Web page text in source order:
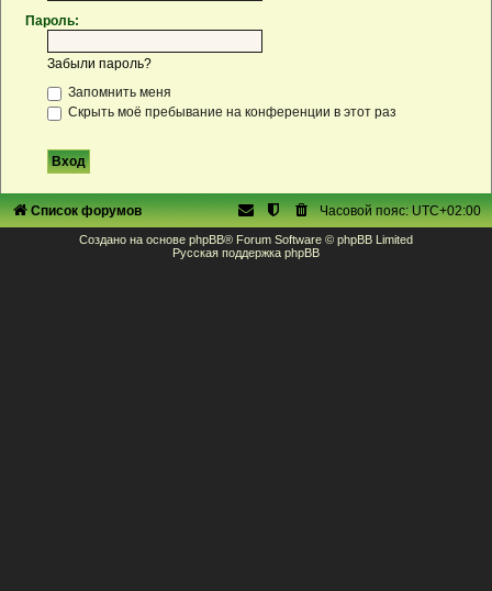
Пароль:
Забыли пароль?
Запомнить меня
Скрыть моё пребывание на конференции в этот раз
Список форумов Часовой пояс:UTC+02:00
Создано на основе phpBB® Forum Software © phpBB Limited
Русская поддержка phpBB